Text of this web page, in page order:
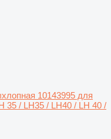
10143995 для
35 / LH35 / LH40 / LH 40 /